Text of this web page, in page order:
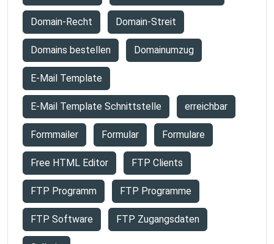
Domain-Recht Domain-Streit
Domains bestellen Domainumzug
E-Mail Template
E-Mail Template Schnittstelle erreichbar
Formmailer Formular Formulare
Free HTML Editor FTP Clients
FTP Programm FTP Programme
FTP Software FTP Zugangsdaten